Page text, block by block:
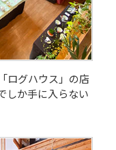
ログハウス」の店
しか手に入らない